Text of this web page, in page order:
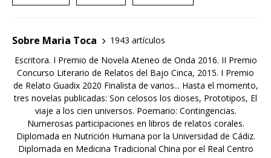
Sobre Maria Toca
1943 artículos
Escritora. I Premio de Novela Ateneo de Onda 2016. II Premio
Concurso Literario de Relatos del Bajo Cinca, 2015. I Premio
de Relato Guadix 2020 Finalista de varios... Hasta el momento,
tres novelas publicadas: Son celosos los dioses, Prototipos, El
viaje a los cien universos. Poemario: Contingencias.
Numerosas participaciones en libros de relatos corales.
Diplomada en Nutrición Humana por la Universidad de Cádiz.
Diplomada en Medicina Tradicional China por el Real Centro